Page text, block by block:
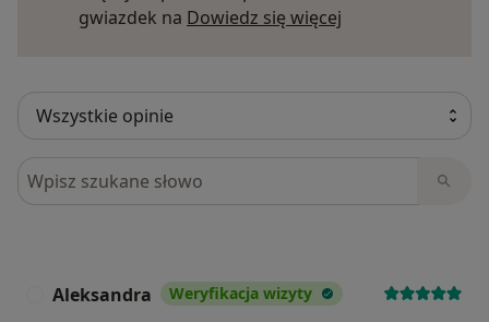
gwiazdek na Dowiedz się więcej
Szukaj w opiniach
Aleksandra Weryfikacja wizyty